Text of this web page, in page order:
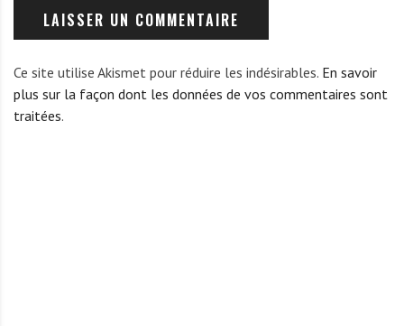
Ce site utilise Akismet pour réduire les indésirables. En savoir
plus sur la façon dont les données de vos commentaires sont
traitées.